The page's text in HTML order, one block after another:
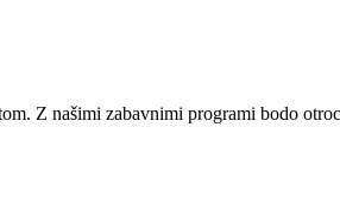
Z našimi zabavnimi programi bodo